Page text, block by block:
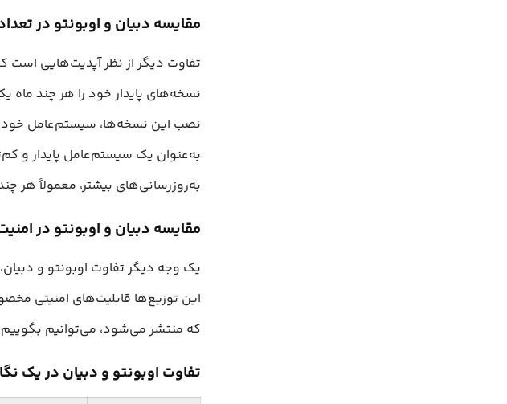
مقایسه دبیان و اوبونتو در
تفاوت دیگر از نظر آپدیت‌هایی است
نسخه‌های پایدار خود را هر چند ماه
نصب این نسخه‌ها، سیستم‌عامل خود
به‌عنوان یک سیستم‌عامل پایدار و
به‌روزرسانی‌های بیشتر، معمولاً هر
مقایسه دبیان و اوبونتو در
یک وجه دیگر تفاوت اوبونتو و
این توزیع‌ها قابلیت‌های امنیتی
که منتشر می‌شود، ‌می‌توانیم بگوییم
تفاوت اوبونتو و دبیان در یک